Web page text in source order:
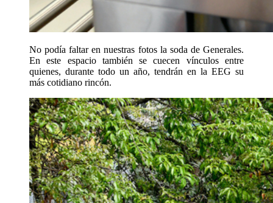
No podía faltar en nuestras fotos la soda de Generales.
En este espacio también se cuecen vínculos entre
quienes, durante todo un año, tendrán en la EEG su
más cotidiano rincón.